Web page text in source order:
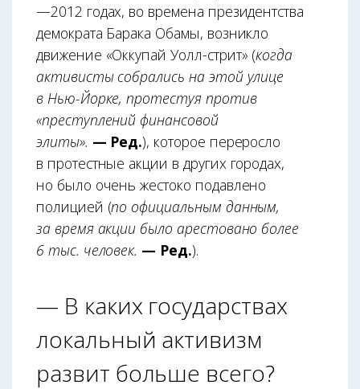
—2012 годах, во времена президентства
демократа Барака Обамы, возникло
движение «Оккупай Уолл-стрит» (когда
активисты собрались на этой улице
в Нью-Йорке, протестуя против
«преступлений финансовой
элиты». — Ред.), которое переросло
в протестные акции в других городах,
но было очень жестоко подавлено
полицией (по официальным данным,
за время акции было арестовано более
6 тыс. человек. — Ред.).
— В каких государствах
локальный активизм
развит больше всего?